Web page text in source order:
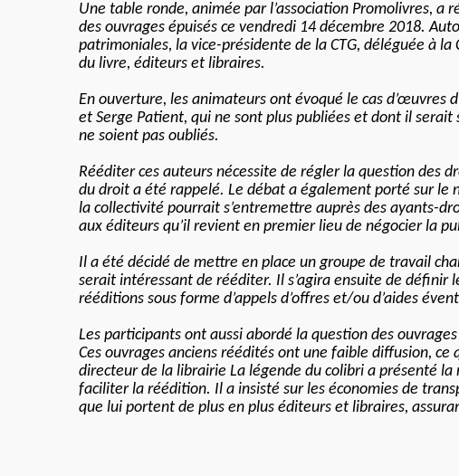
Une table ronde, animée par l’association Promolivres, a
des ouvrages épuisés ce vendredi 14 décembre 2018.
patrimoniales, la vice-présidente de la CTG, déléguée à
du livre, éditeurs et libraires.
En ouverture, les animateurs ont évoqué le cas d’œuvres
et Serge Patient, qui ne sont plus publiées et dont il
ne soient pas oubliés.
Rééditer ces auteurs nécessite de régler la question des
du droit a été rappelé. Le débat a également porté sur le
la collectivité pourrait s’entremettre auprès des ayants-
aux éditeurs qu’il revient en premier lieu de négocier la
Il a été décidé de mettre en place un groupe de travail
serait intéressant de rééditer. Il s’agira ensuite de
rééditions sous forme d’appels d’offres et/ou d’aides
Les participants ont aussi abordé la question des
Ces ouvrages anciens réédités ont une faible diffusion,
directeur de la librairie La légende du colibri a présenté
faciliter la réédition. Il a insisté sur les économies de
que lui portent de plus en plus éditeurs et libraires,